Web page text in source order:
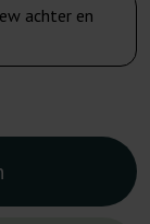
achter en